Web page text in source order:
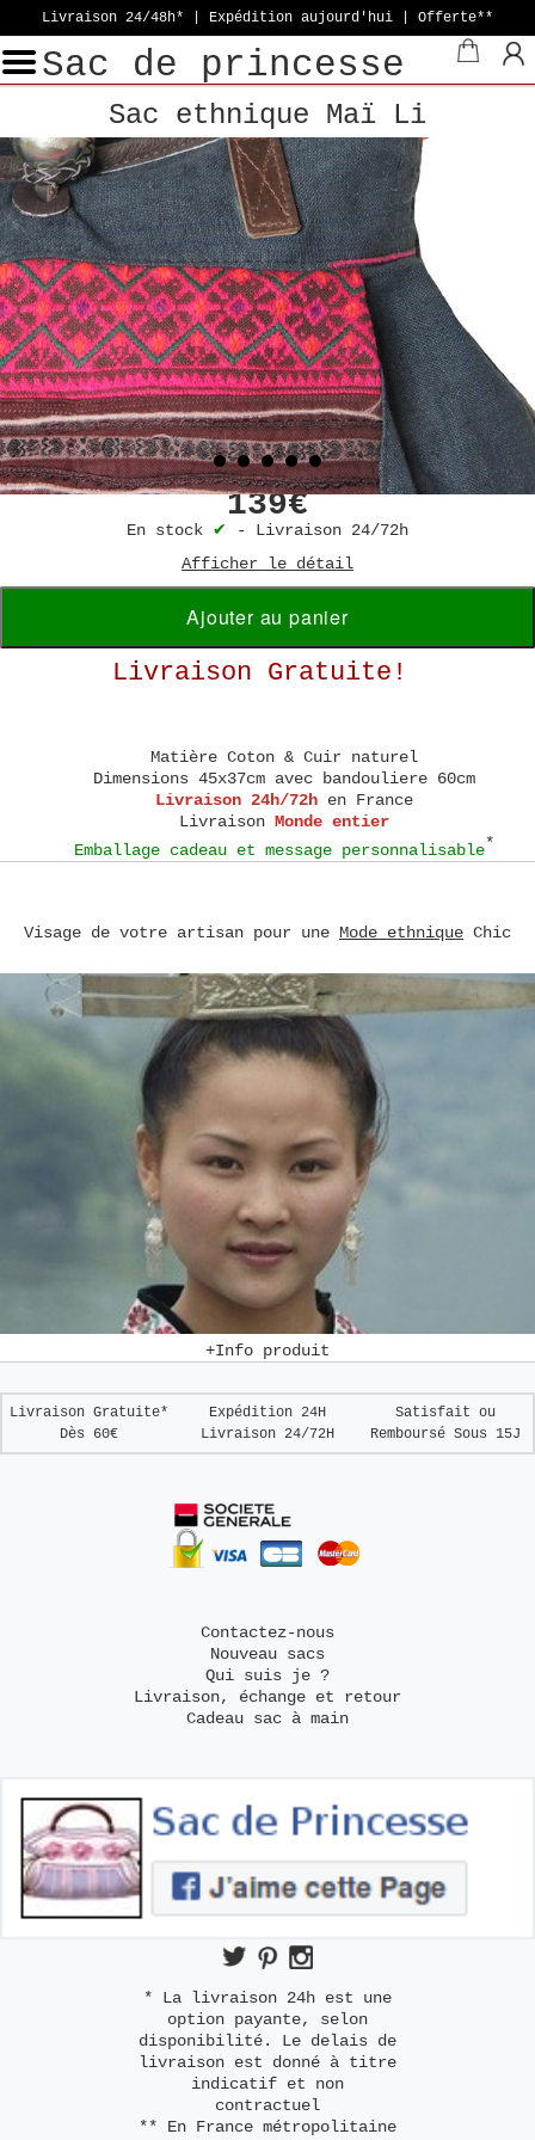
Sac de princesse
Livraison 24/48h* | Expédition aujourd'hui | Offerte**
Sac ethnique Maï Li
139€
En stock ✔ - Livraison 24/72h
Afficher le détail
Ajouter au panier
Livraison Gratuite!
Matière Coton & Cuir naturel
Dimensions 45x37cm avec bandouliere 60cm
Livraison 24h/72h en France
LivraisonMonde entier
Emballage cadeau et message personnalisable*
Visage de votre artisan pour une Mode ethnique Chic
+Info produit
Livraison Gratuite*
Dès 60€
Expédition 24H
Livraison 24/72H
Satisfait ou
Remboursé Sous 15J
Contactez-nous
Nouveau sacs
Qui suis je ?
Livraison, échange et retour
Cadeau sac à main
* La livraison 24h est une
option payante, selon
disponibilité. Le delais de
livraison est donné à titre
indicatif et non
contractuel
** En France métropolitaine